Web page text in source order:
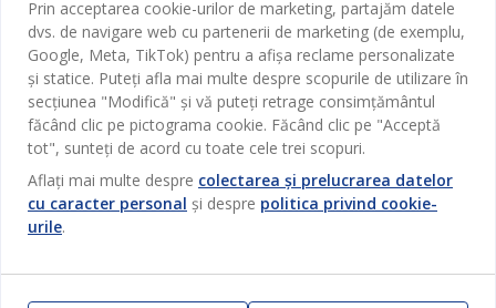
Bucătărie
Depozitare
Perdele
Grădină
Pentru casă
Outlet
Broșură
Termeni si conditii vânzări online
Garantia prețului
Garanția Produselor
Politica de confidentialitate
Card cadou
Livrare
JYSK.com
Presă
Locuri de muncă
Newsletter
Inspirație
SEDIU CENTRAL
TAROL-DD S.R.L. str. Jubiliara, 41A mun. Chișinău, Republica
Moldova
JYSK BUSINESS TO BUSINESS
Vânzări și relații clienți persoane juridice
Telefon: 060 531 531
E-mail: jysk@jysk.md
JYSK RELAȚII CLIENȚI
Contact Relații Clienți
Telefon: 022 022 030
E-mail: support@jysk.md
Urmărește Jysk
Prin acceptarea cookie-urilor de marketing, partajăm datele
dvs. de navigare web cu partenerii de marketing (de exemplu,
Google, Meta, TikTok) pentru a afișa reclame personalizate
și statice. Puteți afla mai multe despre scopurile de utilizare în
secțiunea "Modifică" și vă puteți retrage consimțământul
făcând clic pe pictograma cookie. Făcând clic pe "Acceptă
tot", sunteți de acord cu toate cele trei scopuri.
Aflați mai multe despre colectarea și prelucrarea datelor
cu caracter personal și despre politica privind cookie-
urile.